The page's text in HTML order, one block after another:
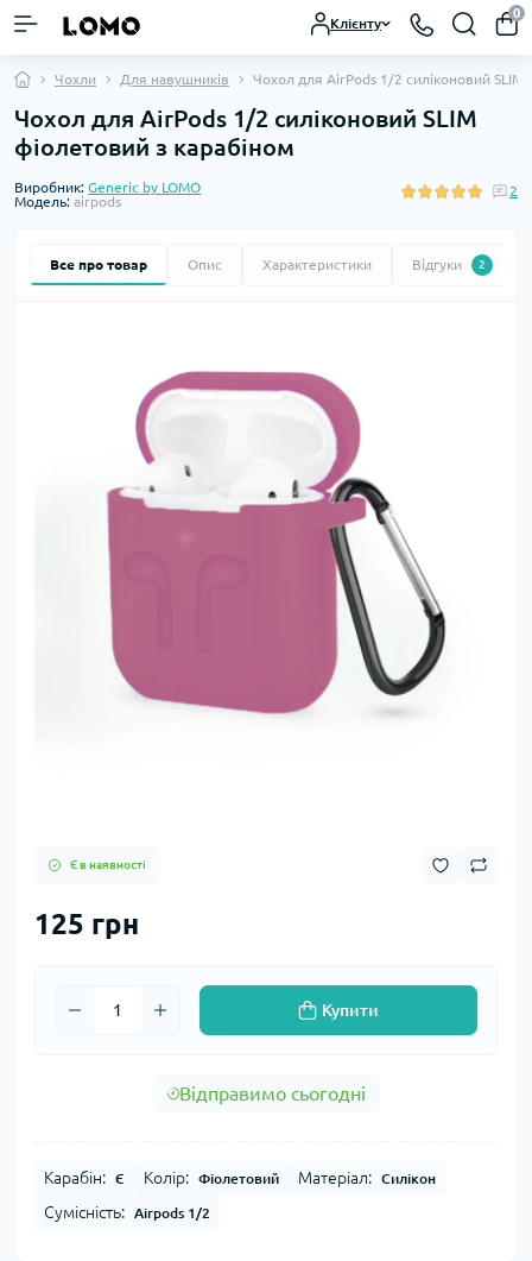
Клієнту
0
Чохли Для навушників Чохол для AirPods 1/2 силіконовий SLIM
Чохол для AirPods 1/2 силіконовий SLIM
фіолетовий з карабіном
Виробник: Generic by LOMO
Модель: airpods
2
Все про товар Опис Характеристики Відгуки 2
Є в наявності
125 грн
Купити
Відправимо сьогодні
Карабін: Є Колір: Фіолетовий Матеріал: Силікон
Сумісність: Airpods 1/2